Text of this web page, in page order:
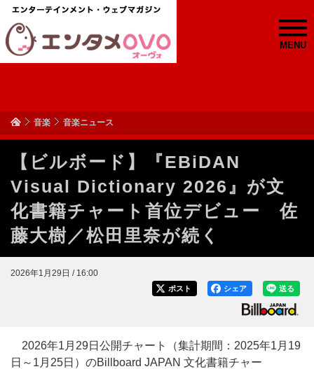
MENU
音楽 音楽ニュース
【ビルボード】『EBiDAN
Visual Dictionary 2026』が文
化書籍チャート首位デビュー 佐
藤大樹／松田里奈が続く
2026年1月29日 / 16:00
送る
シェア
ポスト
2026年1月29日公開チャート（集計期間：2025年1月19
日～1月25日）のBillboard JAPAN 文化書籍チャー